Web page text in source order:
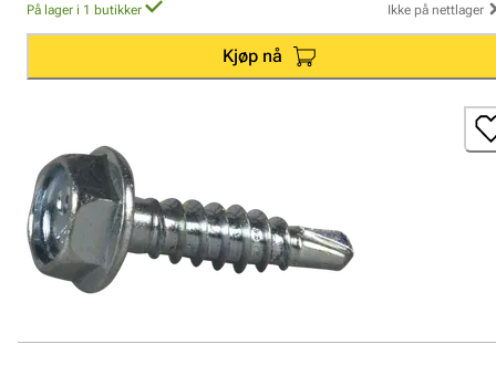
På lager i 1 butikker Ikke på nettlager
Kjøp nå